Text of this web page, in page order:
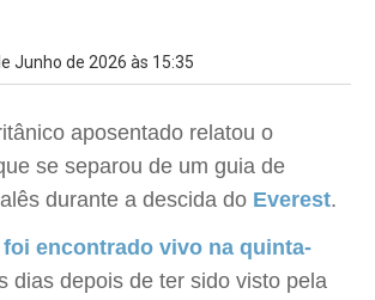
Junho de 2026 às 15:35
aposentado relatou o
se separou de um guia de
durante a descida do Everest.
foi encontrado vivo na quinta-
dias depois de ter sido visto pela